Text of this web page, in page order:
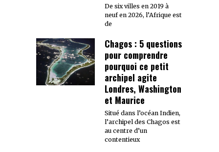
De six villes en 2019 à
neuf en 2026, l’Afrique est
de
Chagos : 5 questions
pour comprendre
pourquoi ce petit
archipel agite
Londres, Washington
et Maurice
Situé dans l’océan Indien,
l’archipel des Chagos est
au centre d’un
contentieux